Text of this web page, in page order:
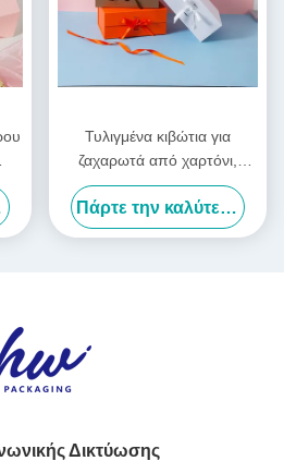
Τυλιγμένα κιβώτια για
ζαχαρωτά από χαρτόνι,
ρούχα, δώρα για τις γιορτές
Πάρτε την καλύτερη τιμή
Δικτύωσης